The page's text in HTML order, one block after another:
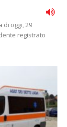
di oggi, 29
registrato